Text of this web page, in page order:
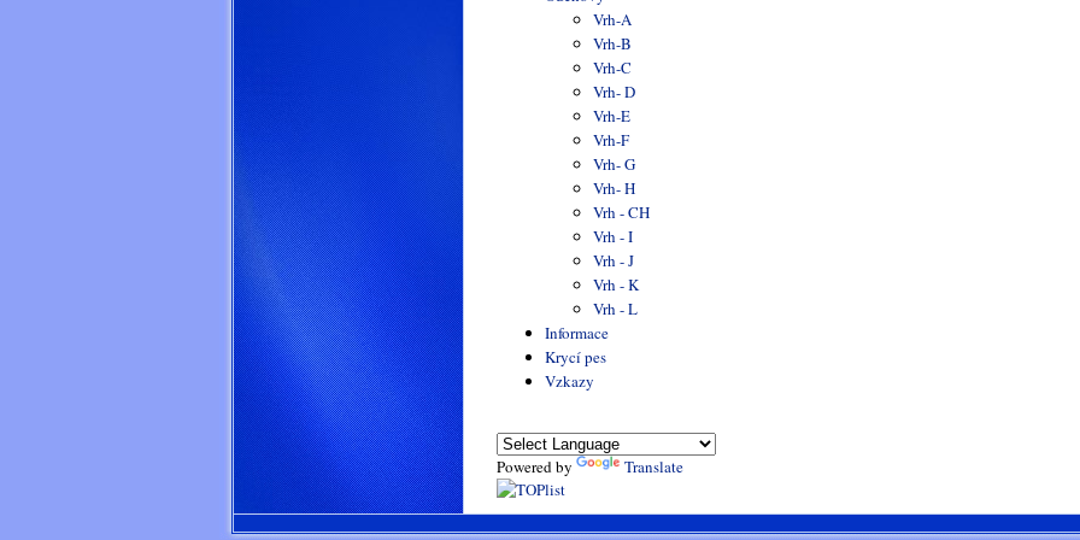
Vrh-A
Vrh-B
Vrh-C
Vrh- D
Vrh-E
Vrh-F
Vrh- G
Vrh- H
Vrh - CH
Vrh - I
Vrh - J
Vrh - K
Vrh - L
Informace
Krycí pes
Vzkazy
Powered by Translate